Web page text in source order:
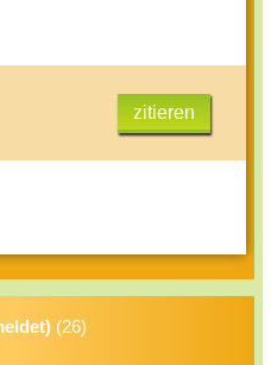
zitieren
(26)